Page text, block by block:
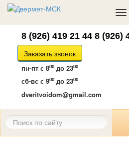
8 (926) 419 21 44 8 (926)
Заказать звонок
пн-пт с 800 до 2300
сб-вс с 900 до 2300
dveritvoidom@gmail.com